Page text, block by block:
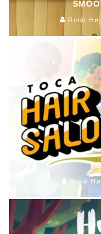
René Høj
René